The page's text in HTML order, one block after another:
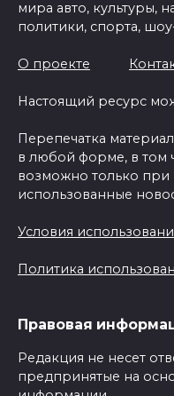
мира авто, культуры,
политики, спорта,
О проекте
Настоящий ресурс
Перепечатка
в любой форме, в том
возможно только при
использованные
Условия
Политика
Правовая
Редакция не несет
предпринятые на